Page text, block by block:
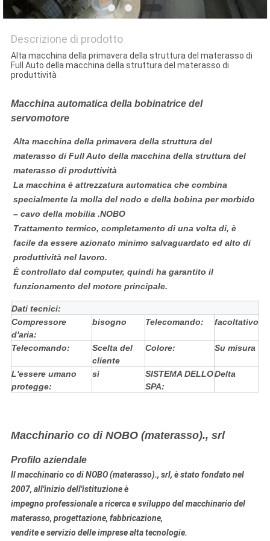
Descrizione di prodotto
Alta macchina della primavera della struttura del materasso di
Full Auto della macchina della struttura del materasso di
produttività
Macchina automatica della bobinatrice del
servomotore
Alta macchina della primavera della struttura del
materasso di Full Auto della macchina della struttura del
materasso di produttività
La macchina è attrezzatura automatica che combina
specialmente la molla del nodo e della bobina per morbido
–cavo della mobilia .NOBO
Trattamento termico, completamento di una volta di, è
facile da essere azionato minimo salvaguardato ed alto di
produttività nel lavoro.
È controllato dal computer, quindi ha garantito il
funzionamento del motore principale.
Dati tecnici:
Compressore
d'aria:
bisogno Telecomando: facoltativo
Telecomando:
Scelta del
cliente
Colore: Su misura
L'essere umano
protegge:
sì
SISTEMA DELLO
SPA:
Delta
Macchinario co di NOBO (materasso)., srl
Profilo aziendale
Il macchinario co di NOBO (materasso)., srl, è stato fondato nel
2007, all'inizio dell'istituzione è
impegno professionale aricerca e sviluppodel macchinariodel
materasso, progettazione, fabbricazione,
vendite e servizio delle imprese alta tecnologie.